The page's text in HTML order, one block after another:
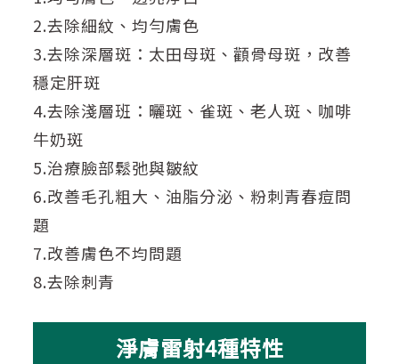
2.去除細紋、均勻膚色
3.去除深層斑：太田母斑、顴骨母斑，改善
穩定肝斑
4.去除淺層班：曬斑、雀斑、老人斑、咖啡
牛奶斑
5.治療臉部鬆弛與皺紋
6.改善毛孔粗大、油脂分泌、粉刺青春痘問
題
7.改善膚色不均問題
8.去除刺青
淨膚雷射4種特性